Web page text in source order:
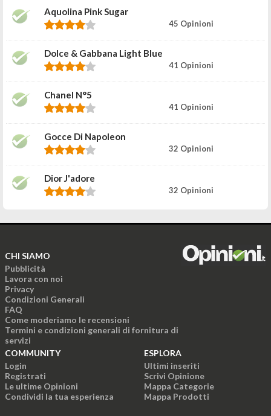
Aquolina Pink Sugar
45 Opinioni
Dolce & Gabbana Light Blue
41 Opinioni
Chanel N°5
41 Opinioni
Gocce Di Napoleon
32 Opinioni
Dior J'adore
32 Opinioni
CHI SIAMO
Pubblicità
Lavora con noi
Privacy
Condizioni Generali
FAQ
Come moderiamo le recensioni
Termini e condizioni generali di fornitura di
servizi
COMMUNITY
Login
Registrati
Le ultime Opinioni
Condividi la tua esperienza
ESPLORA
Ultimi inseriti
Scrivi Opinione
Mappa Categorie
Mappa Prodotti